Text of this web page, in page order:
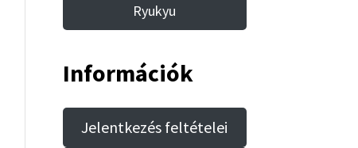
Ryukyu
Információk
Jelentkezés feltételei